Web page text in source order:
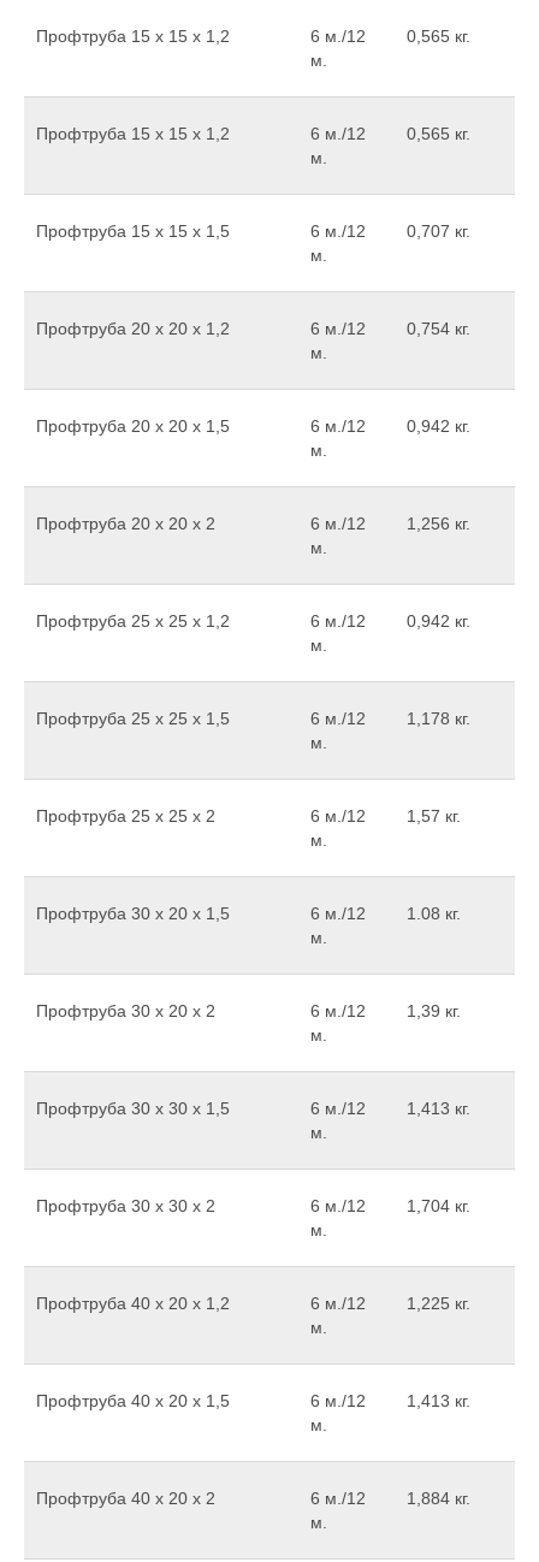
Профтруба 15 х 15 х 1,2
6 м./12
м.
0,565 кг.
Профтруба 15 х 15 х 1,2
6 м./12
м.
0,565 кг.
Профтруба 15 х 15 х 1,5
6 м./12
м.
0,707 кг.
Профтруба 20 х 20 х 1,2
6 м./12
м.
0,754 кг.
Профтруба 20 х 20 х 1,5
6 м./12
м.
0,942 кг.
Профтруба 20 х 20 х 2
6 м./12
м.
1,256 кг.
Профтруба 25 х 25 х 1,2
6 м./12
м.
0,942 кг.
Профтруба 25 х 25 х 1,5
6 м./12
м.
1,178 кг.
Профтруба 25 х 25 х 2
6 м./12
м.
1,57 кг.
Профтруба 30 х 20 х 1,5
6 м./12
м.
1.08 кг.
Профтруба 30 х 20 х 2
6 м./12
м.
1,39 кг.
Профтруба 30 х 30 х 1,5
6 м./12
м.
1,413 кг.
Профтруба 30 х 30 х 2
6 м./12
м.
1,704 кг.
Профтруба 40 х 20 х 1,2
6 м./12
м.
1,225 кг.
Профтруба 40 х 20 х 1,5
6 м./12
м.
1,413 кг.
Профтруба 40 х 20 х 2
6 м./12
м.
1,884 кг.